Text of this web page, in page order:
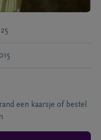
een kaarsje of bestel